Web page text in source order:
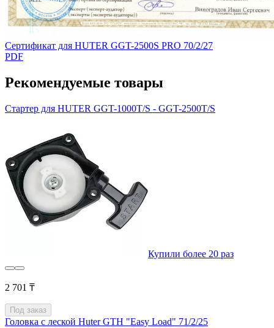
Сертификат для HUTER GGT-2500S PRO 70/2/27
PDF
Рекомендуемые товары
Стартер для HUTER GGT-1000T/S - GGT-2500T/S
Купили более 20 раз
2 701 ₸
Под заказ
Головка с леской Huter GTH "Easy Load" 71/2/25